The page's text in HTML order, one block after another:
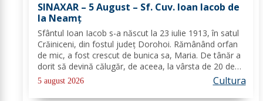
SINAXAR – 5 August – Sf. Cuv. Ioan Iacob de
la Neamţ
Sfântul Ioan Iacob s-a născut la 23 iulie 1913, în satul
Crăiniceni, din fostul județ Dorohoi. Rămânând orfan
de mic, a fost crescut de bunica sa, Maria. De tânăr a
dorit să devină călugăr, de aceea, la vârsta de 20 de
ani, și-a îndreptat pașii spre Mănăstirea Neamț. La 8
aprilie 1936, rasoforul...
5 august 2026 Cultura